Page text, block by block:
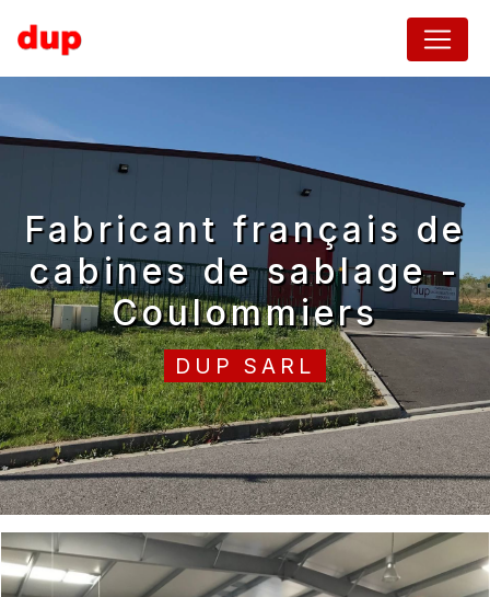
fabricant français de
cabines de sablage -
Coulommiers
DUP SARL